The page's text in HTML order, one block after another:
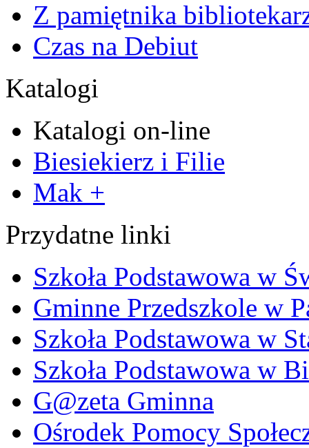
Z pamiętnika
Czas na Debiut
Katalogi
Katalogi on-line
Biesiekierz i Filie
Mak +
Przydatne linki
Szkoła Podstawowa w
Gminne Przedszkole w
Szkoła Podstawowa w
Szkoła Podstawowa w
G@zeta Gminna
Ośrodek Pomocy